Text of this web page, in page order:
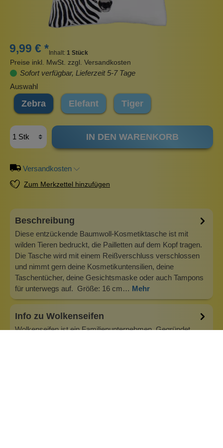
9,99 € * Inhalt: 1 Stück
Preise inkl. MwSt. zzgl. Versandkosten
Sofort verfügbar, Lieferzeit 5-7 Tage
Auswahl
Zebra Elefant Tiger
IN DEN WARENKORB
Versandkosten
Zum Merkzettel hinzufügen
Beschreibung
Diese entzückende Baumwoll-Kosmetiktasche ist mit
wilden Tieren bedruckt, die Pailletten auf dem Kopf tragen.
Die Tasche wird mit einem Reißverschluss verschlossen
und nimmt gern deine Kosmetikuntensilien, deine
Taschentücher, deine Gesichtsmaske oder auch Tampons
für unterwegs auf. Größe: 16 cm… Mehr
Info zu Wolkenseifen
Wolkenseifen ist ein Familienunternehmen. Gegründet